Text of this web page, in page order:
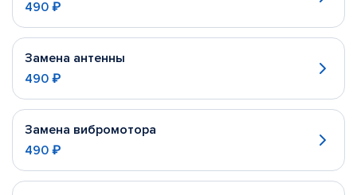
490 ₽
Замена антенны
490 ₽
Замена вибромотора
490 ₽